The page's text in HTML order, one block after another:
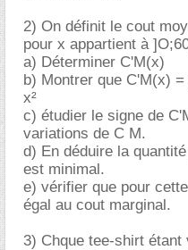
2) On définit le cout
pour x appartient à
a) Déterminer C'M(x)
b) Montrer que C'M(x)
x²
c) étudier le signe de
variations de C M.
d) En déduire la
est minimal.
e) vérifier que pour
égal au cout marginal.
3) Chque tee-shirt